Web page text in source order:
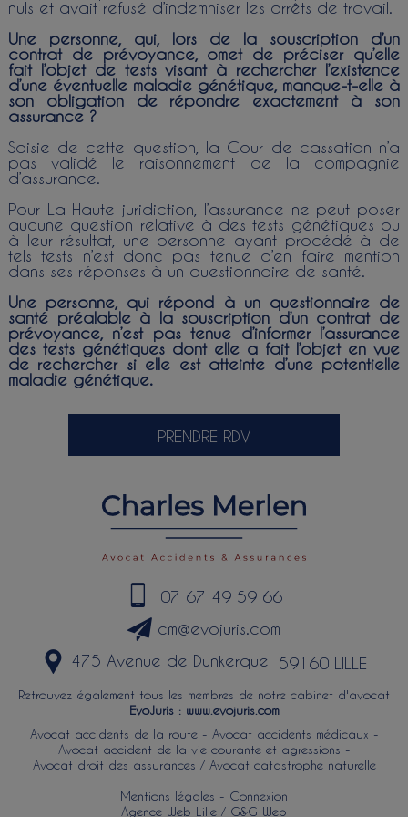
nuls et avait refusé d’indemniser les arrêts de travail.
Une personne, qui, lors de la souscription d’un
contrat de prévoyance, omet de préciser qu’elle
fait l’objet de tests visant à rechercher l’existence
d’une éventuelle maladie génétique, manque-t-elle à
son obligation de répondre exactement à son
assurance ?
Saisie de cette question, la Cour de cassation n’a
pas validé le raisonnement de la compagnie
d’assurance.
Pour La Haute juridiction, l’assurance ne peut poser
aucune question relative à des tests génétiques ou
à leur résultat, une personne ayant procédé à de
tels tests n’est donc pas tenue d’en faire mention
dans ses réponses à un questionnaire de santé.
Une personne, qui répond à un questionnaire de
santé préalable à la souscription d’un contrat de
prévoyance, n’est pas tenue d’informer l’assurance
des tests génétiques dont elle a fait l’objet en vue
de rechercher si elle est atteinte d’une potentielle
maladie génétique.
PRENDRE RDV
07 67 49 59 66
cm@evojuris.com
475 Avenue de Dunkerque
59160 LILLE
Retrouvez également tous les membres de notre cabinet d'avocat
EvoJuris : www.evojuris.com
Avocat accidents de la route- Avocat accidents médicaux -
Avocat accident de la vie courante et agressions -
Avocat droit des assurances / Avocat catastrophe naturelle
Mentions légales - Connexion
Agence Web Lille / G&G Web